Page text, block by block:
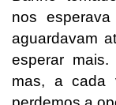
nos
aguardavam
esperar
mas, a cada